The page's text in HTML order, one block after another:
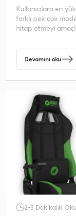
Kullanıcılara en
farklı pek çok
hitap etmeyi
Devamını oku
2-3 Dakikalık